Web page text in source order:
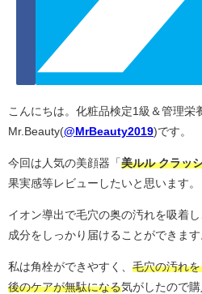
こんにちは。化粧品検定1級＆管理栄
Mr.Beauty(@MrBeauty2019)です。
今回は人気の美顔器「 美ルル クラッ
果実感等レビューしたいと思います。
イオン導出で毛穴の奥の汚れを吸着
成分をしっかり届けることができます
私は角栓ができやすく、 毛穴の汚れ
後のケアが無駄になる気がしたので購